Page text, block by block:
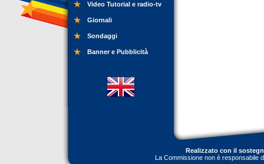
Video Tutorial e radio-tv
Giornali
Sondaggi
Banner e Pubblicità
Realizzato con il
La Commissione non è responsabile